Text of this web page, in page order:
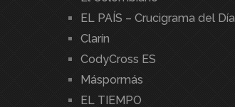
EL PAÍS – Crucigrama del Día
Clarín
CodyCross ES
Máspormás
EL TIEMPO